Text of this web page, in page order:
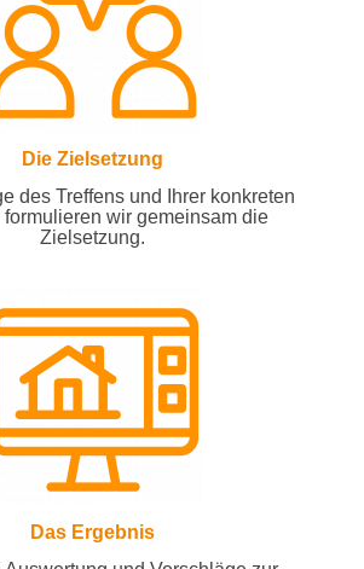
Die Zielsetzung
des Treffens und Ihrer konkreten
formulieren wir gemeinsam die
Zielsetzung.
Das Ergebnis